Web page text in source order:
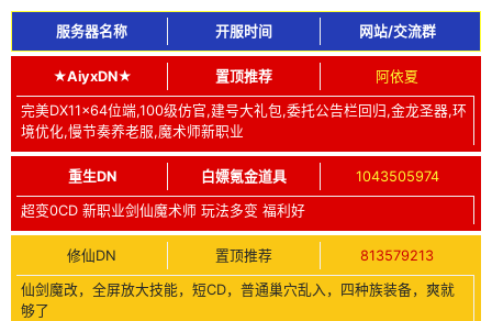
服务器名称 开服时间 网站/交流群
★AiyxDN★ 置顶推荐 阿依夏
完美DX11x64位端,100级仿官,建号大礼包,委托公告栏回归,金龙圣器,环
境优化,慢节奏养老服,魔术师新职业
重生DN 白嫖氪金道具 1043505974
超变0CD 新职业剑仙魔术师 玩法多变 福利好
修仙DN 置顶推荐 813579213
仙剑魔改，全屏放大技能，短CD，普通巢穴乱入，四种族装备，爽就
够了